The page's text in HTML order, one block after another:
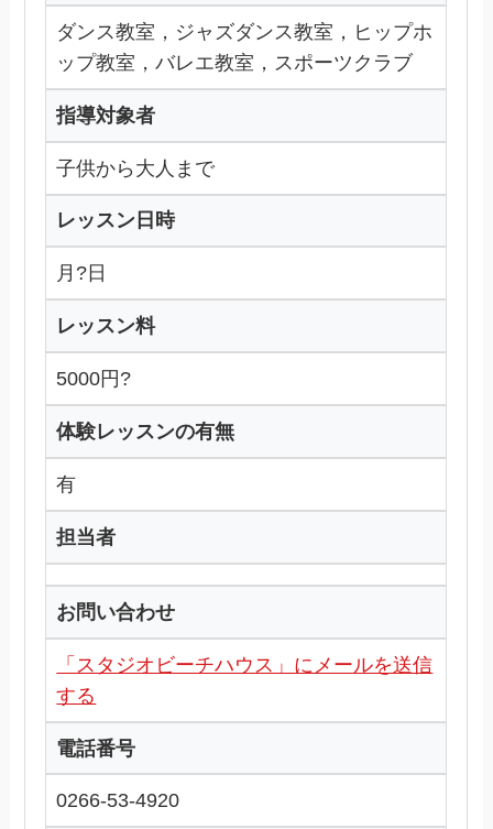
ダンス教室，ジャズダンス教室，ヒップホ
ップ教室，バレエ教室，スポーツクラブ
指導対象者
子供から大人まで
レッスン日時
月?日
レッスン料
5000円?
体験レッスンの有無
有
担当者
お問い合わせ
「スタジオビーチハウス」にメールを送信
する
電話番号
0266-53-4920